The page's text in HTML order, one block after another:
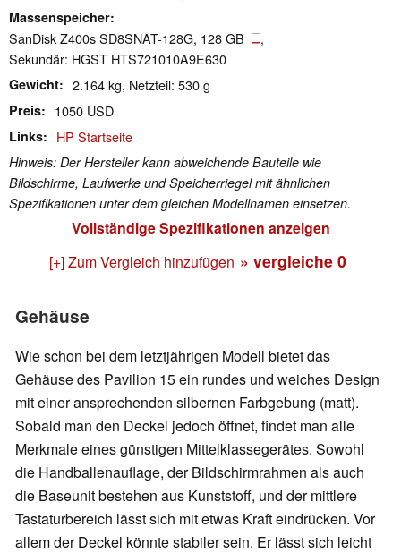
Massenspeicher
SanDisk Z400s SD8SNAT-128G, 128 GB
,
Sekundär: HGST HTS721010A9E630
Gewicht 2.164 kg, Netzteil: 530 g
Preis 1050 USD
Links HP Startseite
Hinweis: Der Hersteller kann abweichende Bauteile wie
Bildschirme, Laufwerke und Speicherriegel mit ähnlichen
Spezifikationen unter dem gleichen Modellnamen einsetzen.
Vollständige Spezifikationen anzeigen
[+] Zum Vergleich hinzufügen » vergleiche 0
Gehäuse
Wie schon bei dem letztjährigen Modell bietet das
Gehäuse des Pavilion 15 ein rundes und weiches Design
mit einer ansprechenden silbernen Farbgebung (matt).
Sobald man den Deckel jedoch öffnet, findet man alle
Merkmale eines günstigen Mittelklassegerätes. Sowohl
die Handballenauflage, der Bildschirmrahmen als auch
die Baseunit bestehen aus Kunststoff, und der mittlere
Tastaturbereich lässt sich mit etwas Kraft eindrücken. Vor
allem der Deckel könnte stabiler sein. Er lässt sich leicht